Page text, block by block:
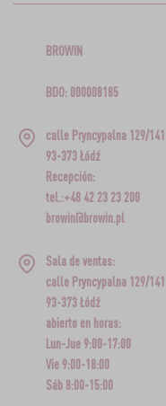
BROWIN
BDO: 000008185
calle Pryncypalna 129/141
93-373 Łódź
Recepción:
tel.:+48 42 23 23 200
browin@browin.pl
Sala de ventas:
calle Pryncypalna 129/141
93-373 Łódź
abierto en horas:
Lun-Jue 9:00-17:00
Vie 9:00-18:00
Sáb 8:00-15:00